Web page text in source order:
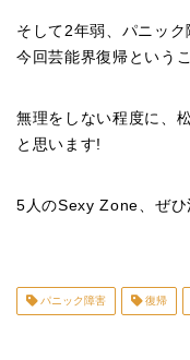
そして2年弱、パニック
今回芸能界復帰という
無理をしない程度に、
と思います!
5人のSexy Zone、ぜひ
パニック障害 復帰